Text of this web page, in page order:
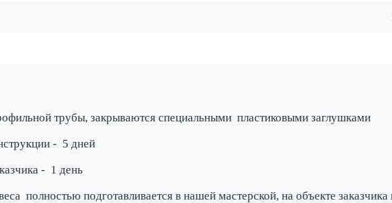
трубы, закрываются специальными пластиковыми заглушками
- 5 дней
- 1 день
полностью подготавливается в нашей мастерской, на объекте